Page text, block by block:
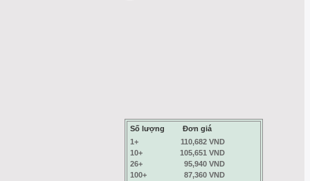
Số lượng
Đơn giá
1+
110,682 VND
10+
105,651 VND
26+
95,940 VND
100+
87,360 VND